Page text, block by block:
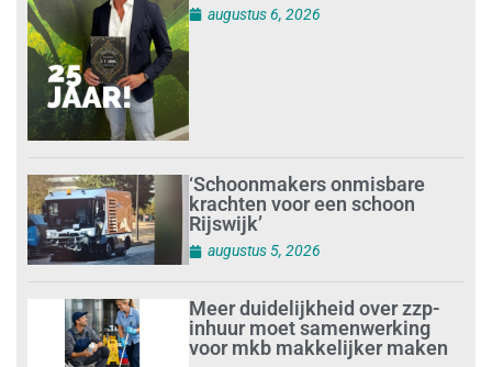
augustus 6, 2026
‘Schoonmakers onmisbare
krachten voor een schoon
Rijswijk’
augustus 5, 2026
Meer duidelijkheid over zzp-
inhuur moet samenwerking
voor mkb makkelijker maken